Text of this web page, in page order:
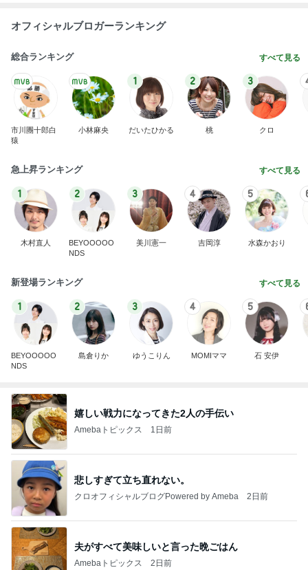
オフィシャルブロガーランキング
総合ランキング すべて見る
市川團十郎白
猿
小林麻央
1
だいたひかる
2
桃
3
クロ
急上昇ランキング すべて見る
1
木村直人
2
BEYOOOOO
NDS
3
美川憲一
4
吉岡淳
5
水森かおり
新登場ランキング すべて見る
1
BEYOOOOO
NDS
2
島倉りか
3
ゆうこりん
4
MOMIママ
5
石 安伊
嬉しい戦力になってきた2人の手伝い
Amebaトピックス 1日前
悲しすぎて立ち直れない。
クロオフィシャルブログPowered by Ameba 2日前
夫がすべて美味しいと言った晩ごはん
Amebaトピックス 2日前